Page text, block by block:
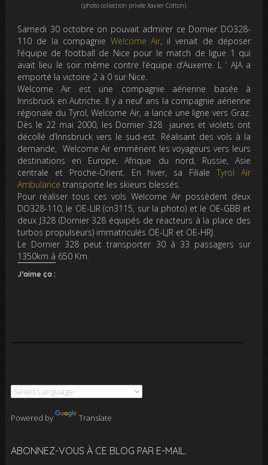
(photo collection privée Xavier Cotton)
Samedi 30 octobre on pouvait admirer ce Dornier DO328-
110 de la compagnie Welcome Air, il venait de déposer
l’équipe de football de Nice pour le match de ligue 1 qui
avait lieu le soir même contre l’équipe d’Auxerre. L ‘ AJA a
emporté la victoire 2 à 0 sur Nice.
Welcome Air est une compagnie aérienne basée à
Innsbruck en Autriche. Il y a neuf ans la compagnie aérienne
régionale du Tyrol, Welcome Air, a lancé une ligne vers Graz.
Dès le 22 mai 2000, les Dornier 328 jaunes et violets ont
décollé d’Innsbruck vers le sud-est. Réalisant des vols à la
demande, Welcome Air emmènent les voyageurs vers leurs
destinations en Europe, Afrique du nord, Russie, Asie
centrale et Proche-Orient. En hiver, sa FilialeTyrol Air
Ambulance transporte les skieurs blessés.
Pour réaliser tous ces vols Welcome Air possèdent deux
DO328-110, le OE-LIR (cn3115, sur la photo) et le OE-GBB et
deux J328 (Dornier 328 équipés de réacteurs à la place des
turbos propulseurs) immatriculés OE-LJR et OE-HRJ.
Le Dornier 328 peut transporter 30 à 33 passagers sur
1350km à 650 Km.
J’aime ça :
Powered by Translate
ABONNEZ-VOUS À CE BLOG PAR E-MAIL.